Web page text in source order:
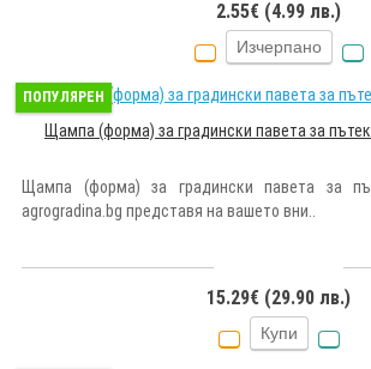
2.55€ (4.99 лв.)
Изчерпано
ПОПУЛЯРЕН
Щампа (форма) за градински павета за
Щампа (форма) за градински павета за
agrogradina.bg представя на вашето вни..
15.29€ (29.90 лв.)
Купи